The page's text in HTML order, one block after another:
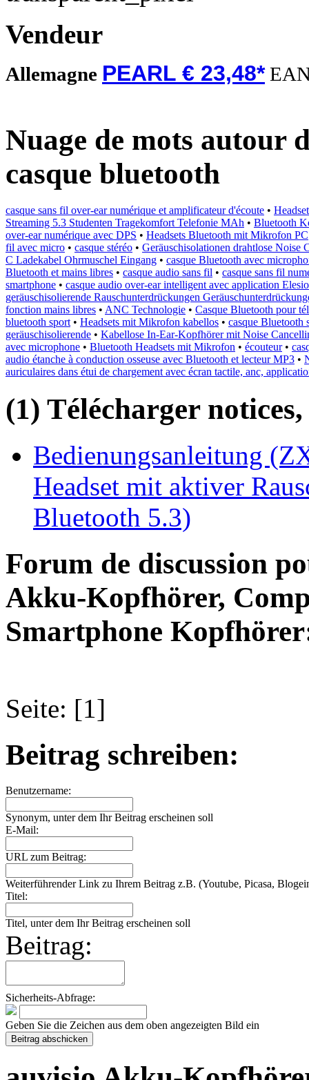
Vendeur
Allemagne PEARL € 23,48*
Nuage de mots autour
casque bluetooth
casque sans fil over-ear numérique et amplificateur d'écoute •
Streaming 5.3 Studenten Tragekomfort Telefonie MAh • Bluetooth
over-ear numérique avec DPS • Headsets Bluetooth mit Mikrofon PC
fil avec micro • casque stéréo • Geräuschisolationen drahtlose
C Ladekabel Ohrmuschel Eingang • casque Bluetooth avec
Bluetooth et mains libres • casque audio sans fil • casque sans fil
smartphone • casque audio over-ear intelligent avec application
geräuschisolierende Rauschunterdrückungen
fonction mains libres • ANC Technologie • Casque Bluetooth pour
bluetooth sport • Headsets mit Mikrofon kabellos • casque Bluetooth
geräuschisolierende • Kabellose In-Ear-Kopfhörer mit Noise
avec microphone • Bluetooth Headsets mit Mikrofon • écouteur•
audio étanche à conduction osseuse avec Bluetooth et lecteur MP3 •
auriculaires dans étui de chargement avec écran tactile, anc,
(1) Télécharger
Bedienungsanleitung
Headset mit aktiver
Bluetooth 5.3)
Forum de discussion
Akku-Kopfhörer,
Smartphone
Seite: [1]
Beitrag schreiben:
Benutzername:
Synonym, unter dem Ihr Beitrag erscheinen soll
E-Mail:
URL zum Beitrag:
Weiterführender Link zu Ihrem Beitrag z.B. (Youtube, Picasa,
Titel:
Titel, unter dem Ihr Beitrag erscheinen soll
Beitrag:
Sicherheits-Abfrage:
Geben Sie die Zeichen aus dem oben angezeigten Bild ein